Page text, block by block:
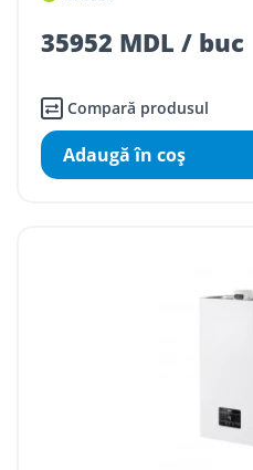
35952 MDL / buc
Compară produsul
Adaugă în coş